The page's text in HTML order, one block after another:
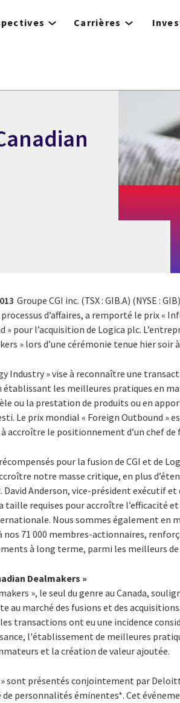
Carrières
Groupe CGI inc. (TSX : GIB.A) (NYSE :
d’affaires, a remporté le prix «
pour l’acquisition de Logica plc.
» lors d’une cérémonie tenue hier soir
Industry » vise à reconnaître une
établissant les meilleures pratiques en
ou la prestation de produits ou en
Le prix mondial « Foreign Outbound »
le positionnement d’un chef de
pour la fusion de CGI et de
notre masse critique, en plus
David Anderson, vice-président exécutif
requises pour accroître l’efficacité et
Nous sommes également en
71 000 membres-actionnaires,
à long terme, parmi les meilleurs de
Dealmakers »
», le seul du genre au Canada,
au marché des fusions et des
transactions ont eu une incidence
l'établissement de meilleures
et la création de valeur ajoutée.
» sont présentés conjointement par
de personnalités éminentes*. Cet